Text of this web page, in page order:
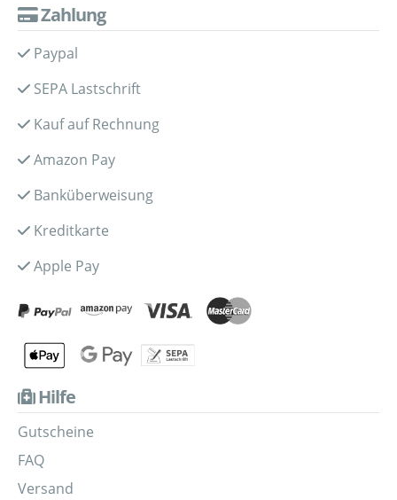
Zahlung
Paypal
SEPA Lastschrift
Kauf auf Rechnung
Amazon Pay
Banküberweisung
Kreditkarte
Apple Pay
Hilfe
Gutscheine
FAQ
Versand